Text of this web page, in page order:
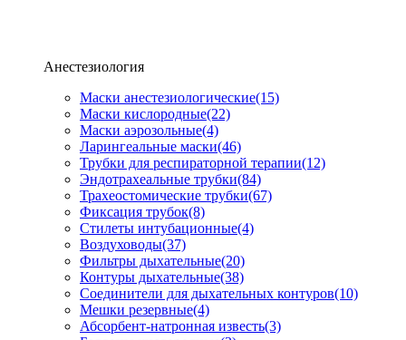
Анестезиология
Маски анестезиологические(15)
Маски кислородные(22)
Маски аэрозольные(4)
Ларингеальные маски(46)
Трубки для респираторной терапии(12)
Эндотрахеальные трубки(84)
Трахеостомические трубки(67)
Фиксация трубок(8)
Стилеты интубационные(4)
Воздуховоды(37)
Фильтры дыхательные(20)
Контуры дыхательные(38)
Соединители для дыхательных контуров(10)
Мешки резервные(4)
Абсорбент-натронная известь(3)